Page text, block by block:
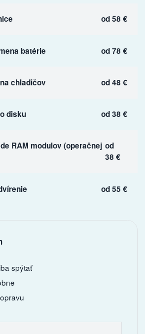
od 58 €
batérie od 78 €
chladičov od 48 €
disku od 38 €
RAM modulov (operačnej od
38 €
od 55 €
spýtať